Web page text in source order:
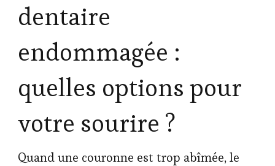
dentaire
endommagée :
quelles options pour
votre sourire ?
Quand une couronne est trop abîmée, le